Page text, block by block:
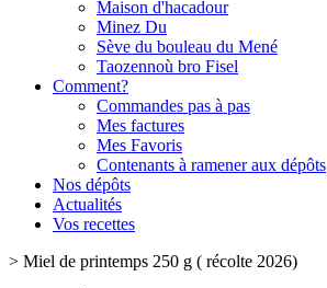
Maison d'hacadour
Minez Du
Sève du bouleau du Mené
Taozennoù bro Fisel
Comment?
Commandes pas à pas
Mes factures
Mes Favoris
Contenants à ramener aux dépôts
Nos dépôts
Actualités
Vos recettes
> Miel de printemps 250 g ( récolte 2026)